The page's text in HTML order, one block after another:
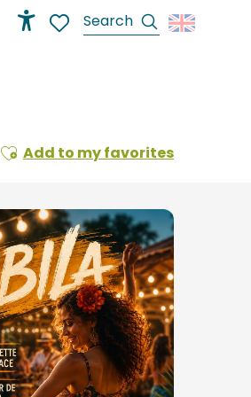
Search
Ajouter aux favoris
Add to my favorites